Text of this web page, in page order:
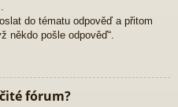
do tématu odpověď a přitom
někdo pošle odpověď“.
fórum?